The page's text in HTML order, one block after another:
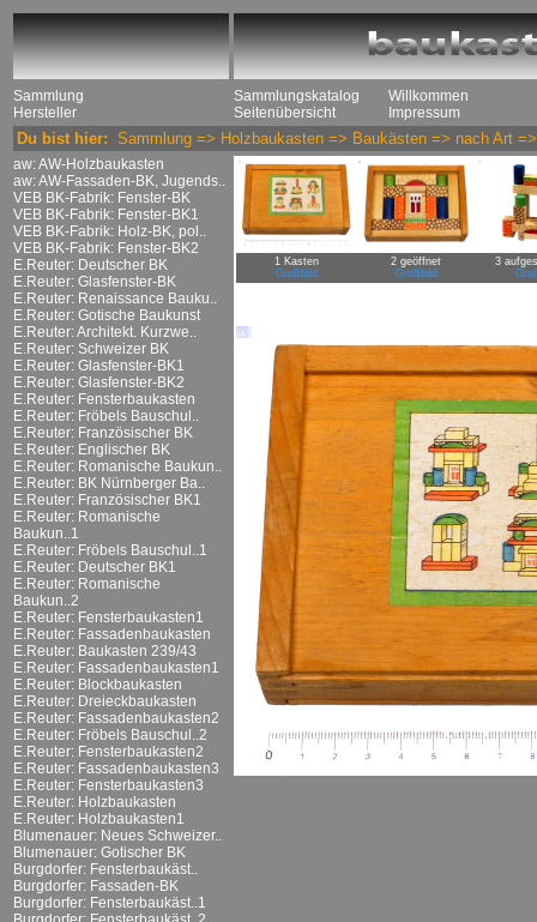
Sammlung
Hersteller
Sammlungskatalog
Seitenübersicht
Willkommen
Impressum
Du bist hier: Sammlung => Holzbaukasten => Baukästen => nach Art
aw: AW-Holzbaukasten
aw: AW-Fassaden-BK, Jugends..
VEB BK-Fabrik: Fenster-BK
VEB BK-Fabrik: Fenster-BK1
VEB BK-Fabrik: Holz-BK, pol..
VEB BK-Fabrik: Fenster-BK2
E.Reuter: Deutscher BK
E.Reuter: Glasfenster-BK
E.Reuter: Renaissance Bauku..
E.Reuter: Gotische Baukunst
E.Reuter: Architekt. Kurzwe..
E.Reuter: Schweizer BK
E.Reuter: Glasfenster-BK1
E.Reuter: Glasfenster-BK2
E.Reuter: Fensterbaukasten
E.Reuter: Fröbels Bauschul..
E.Reuter: Französischer BK
E.Reuter: Englischer BK
E.Reuter: Romanische Baukun..
E.Reuter: BK Nürnberger Ba..
E.Reuter: Französischer BK1
E.Reuter: Romanische
Baukun..1
E.Reuter: Fröbels Bauschul..1
E.Reuter: Deutscher BK1
E.Reuter: Romanische
Baukun..2
E.Reuter: Fensterbaukasten1
E.Reuter: Fassadenbaukasten
E.Reuter: Baukasten 239/43
E.Reuter: Fassadenbaukasten1
E.Reuter: Blockbaukasten
E.Reuter: Dreieckbaukasten
E.Reuter: Fassadenbaukasten2
E.Reuter: Fröbels Bauschul..2
E.Reuter: Fensterbaukasten2
E.Reuter: Fassadenbaukasten3
E.Reuter: Fensterbaukasten3
E.Reuter: Holzbaukasten
E.Reuter: Holzbaukasten1
Blumenauer: Neues Schweizer..
Blumenauer: Gotischer BK
Burgdorfer: Fensterbaukäst..
Burgdorfer: Fassaden-BK
Burgdorfer: Fensterbaukäst..1
1 Kasten
Großbild
2 geöffnet
Großbild
3